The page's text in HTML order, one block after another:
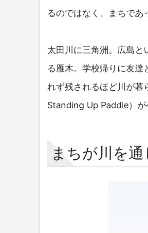
るのではなく、まちであ
太田川に三角洲。広島と
る雁木。学校帰りに友
れず残されるほど川が暮
Standing Up Paddle）が
まちが川を